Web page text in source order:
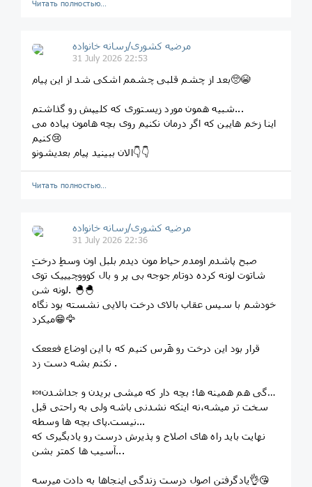
Читать полностью…
مرضیه کشوری/رسانه خانواده
31 July 2026 22:53
بعد از چشم قلبی چشمم اشکی شد از این پیام🥺😭
شبیه همون مورد زیستوری که کلیپش رو گذاشتم...
اینا زخم هایین که اگر درمان نکنیم روی بچه هامون پیاده می
کنیم😢
الان ببینید پیام بعدیشونو👇👇
Читать полностью…
مرضیه کشوری/رسانه خانواده
31 July 2026 22:36
صبح پاشدم اومدم حیاط مون دیدم بلبل اون وسطِ درختِ
شاتوت لونه کرده دوتام جوجه بی پر و بال کوووچیییک توی
لونه شن. 🐣🐣
خودشم با سیس عقاب بالای درخت بالایی نشسته بود نگاه
میکرد😁🦅
قرار بود این درخت رو هَرس کنیم که با این اوضاع فعععک
نکنم بشه دست زد .
🍬زندگی هم همینه ها؛ بچه دار که میشی بریدن و جداشدن
سخت تر میشه،نه اینکه نشدنی باشه ولی به راحتی قبل
نیست.پای بچه ها وسطه...
نهایت باید راه های اصلاح و پذیرش درست رو یادبگیری که
آسیب ها کمتر بشن...
یادگرفتن اصول درست زندگی اینجاها به دادت میرسه👌😘